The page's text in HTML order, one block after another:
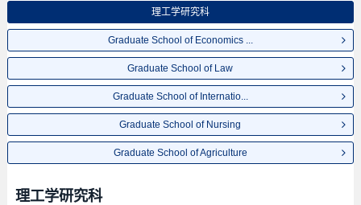
理工学研究科
Graduate School of Economics ...
Graduate School of Law
Graduate School of Internatio...
Graduate School of Nursing
Graduate School of Agriculture
理工学研究科